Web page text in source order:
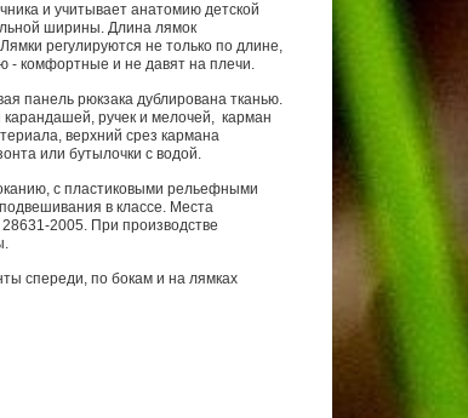
и учитывает анатомию детской
ширины. Длина лямок
регулируются не только по длине,
- комфортные и не давят на плечи.
панель рюкзака дублирована тканью.
карандашей, ручек и мелочей, карман
верхний срез кармана
или бутылочки с водой.
с пластиковыми рельефными
в классе. Места
2005. При производстве
спереди, по бокам и на лямках